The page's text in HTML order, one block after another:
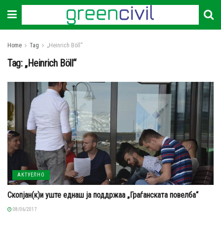
Home Tag „Heinrich Böll“
Tag: „Heinrich Böll“
АКТУЕЛНО
Скопјан(к)и уште еднаш ја поддржаа „Граѓанската повелба“
08/06/2017